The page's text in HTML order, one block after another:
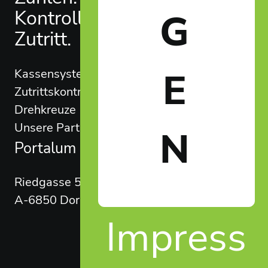
G
E
N
Impress
Kontrolle.
Zutritt.
Kassensysteme
Zutrittskontrolle
Drehkreuze
Unsere Partner
Tel:
+43 5572 949 525
E-Mail:
info@portalum.eu
Portalum GmbH
Riedgasse 50
A-6850 Dornbirn